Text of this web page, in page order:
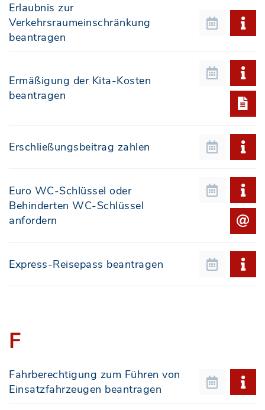
Erlaubnis zur
Verkehrsraumeinschränkung
beantragen
Ermäßigung der Kita-Kosten
beantragen
Erschließungsbeitrag zahlen
Euro WC-Schlüssel oder
Behinderten WC-Schlüssel
anfordern
Express-Reisepass beantragen
F
Fahrberechtigung zum Führen von
Einsatzfahrzeugen beantragen